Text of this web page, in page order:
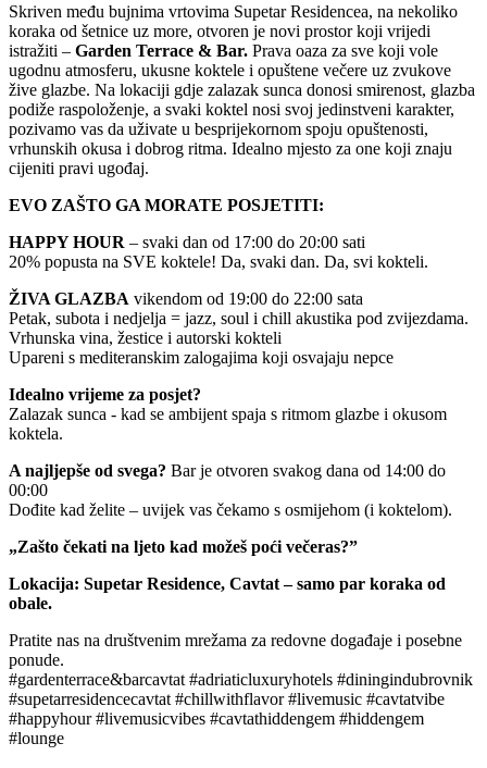
Skriven među bujnima vrtovima Supetar Residencea, na nekoliko
koraka od šetnice uz more, otvoren je novi prostor koji vrijedi
istražiti – Garden Terrace & Bar. Prava oaza za sve koji vole
ugodnu atmosferu, ukusne koktele i opuštene večere uz zvukove
žive glazbe. Na lokaciji gdje zalazak sunca donosi smirenost, glazba
podiže raspoloženje, a svaki koktel nosi svoj jedinstveni karakter,
pozivamo vas da uživate u besprijekornom spoju opuštenosti,
vrhunskih okusa i dobrog ritma. Idealno mjesto za one koji znaju
cijeniti pravi ugođaj.
EVO ZAŠTO GA MORATE POSJETITI:
HAPPY HOUR – svaki dan od 17:00 do 20:00 sati
20% popusta na SVE koktele! Da, svaki dan. Da, svi kokteli.
ŽIVA GLAZBA vikendom od 19:00 do 22:00 sata
Petak, subota i nedjelja = jazz, soul i chill akustika pod zvijezdama.
Vrhunska vina, žestice i autorski kokteli
Upareni s mediteranskim zalogajima koji osvajaju nepce
Idealno vrijeme za posjet?
Zalazak sunca - kad se ambijent spaja s ritmom glazbe i okusom
koktela.
A najljepše od svega? Bar je otvoren svakog dana od 14:00 do
00:00
Dođite kad želite – uvijek vas čekamo s osmijehom (i koktelom).
„Zašto čekati na ljeto kad možeš poći večeras?”
Lokacija: Supetar Residence, Cavtat – samo par koraka od
obale.
Pratite nas na društvenim mrežama za redovne događaje i posebne
ponude.
#gardenterrace&barcavtat #adriaticluxuryhotels #diningindubrovnik
#supetarresidencecavtat #chillwithflavor #livemusic #cavtatvibe
#happyhour #livemusicvibes #cavtathiddengem #hiddengem
#lounge